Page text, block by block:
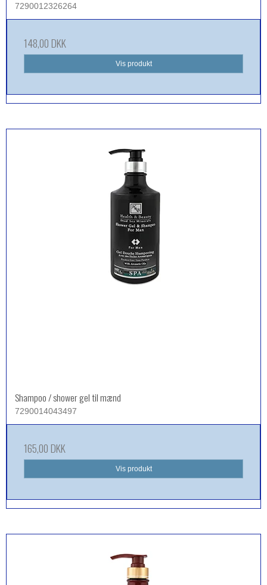
7290012326264
148,00 DKK
Vis produkt
Shampoo / shower gel til mænd
7290014043497
165,00 DKK
Vis produkt